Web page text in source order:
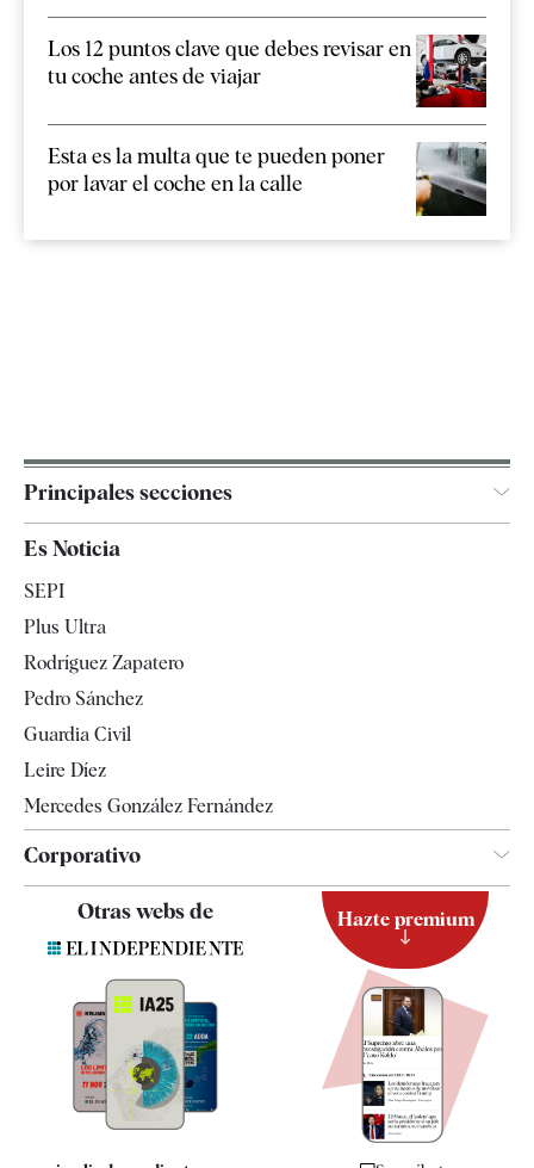
Los 12 puntos clave que debes revisar en
tu coche antes de viajar
Esta es la multa que te pueden poner
por lavar el coche en la calle
Principales secciones
Televisión
Es Noticia
SEPI
Plus Ultra
Rodríguez Zapatero
Pedro Sánchez
Guardia Civil
Leire Díez
Mercedes González Fernández
Corporativo
Quiénes somos
Especificaciones
Otras webs de Hazte premium